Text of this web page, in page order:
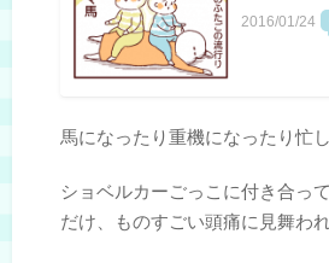
2016/01/24
馬になったり重機になったり忙し
ショベルカーごっこに付き合っ
だけ、ものすごい頭痛に見舞われ